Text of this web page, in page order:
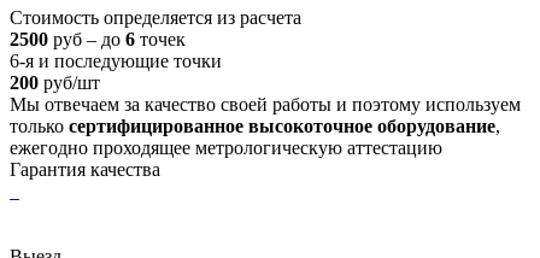
Стоимость определяется из расчета
2500 руб – до 6 точек
6-я и последующие точки
200 руб/шт
Мы отвечаем за качество своей работы и поэтому используем
только сертифицированное высокоточное оборудование,
ежегодно проходящее метрологическую аттестацию
Гарантия качества